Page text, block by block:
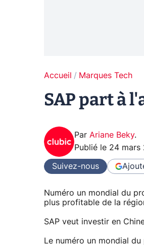
Accueil Marques Tech
SAP part à
Par Ariane Beky.
Publié le 24 mars
Suivez-nous
Numéro un mondial du
plus profitable de la
SAP veut investir en
Le numéro un mondial